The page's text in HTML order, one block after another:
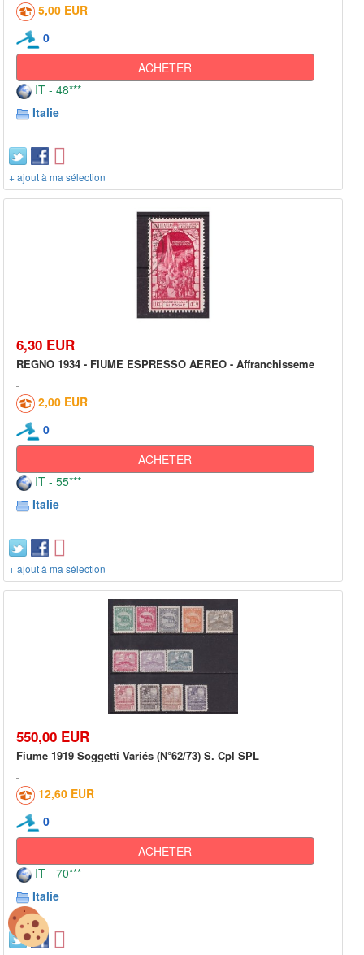
5,00 EUR
0
ACHETER
IT - 48***
Italie
+ ajout à ma sélection
6,30 EUR
REGNO 1934 - FIUME ESPRESSO AEREO - Affranchisseme
2,00 EUR
0
ACHETER
IT - 55***
Italie
+ ajout à ma sélection
550,00 EUR
Fiume 1919 Soggetti Variés (N°62/73) S. Cpl SPL
12,60 EUR
0
ACHETER
IT - 70***
Italie